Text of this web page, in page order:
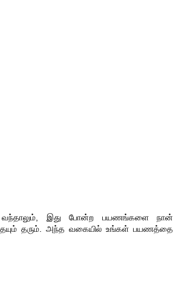
இது போன்ற பயணங்களை நான்
தரும். அந்த வகையில் உங்கள் பயணத்தை